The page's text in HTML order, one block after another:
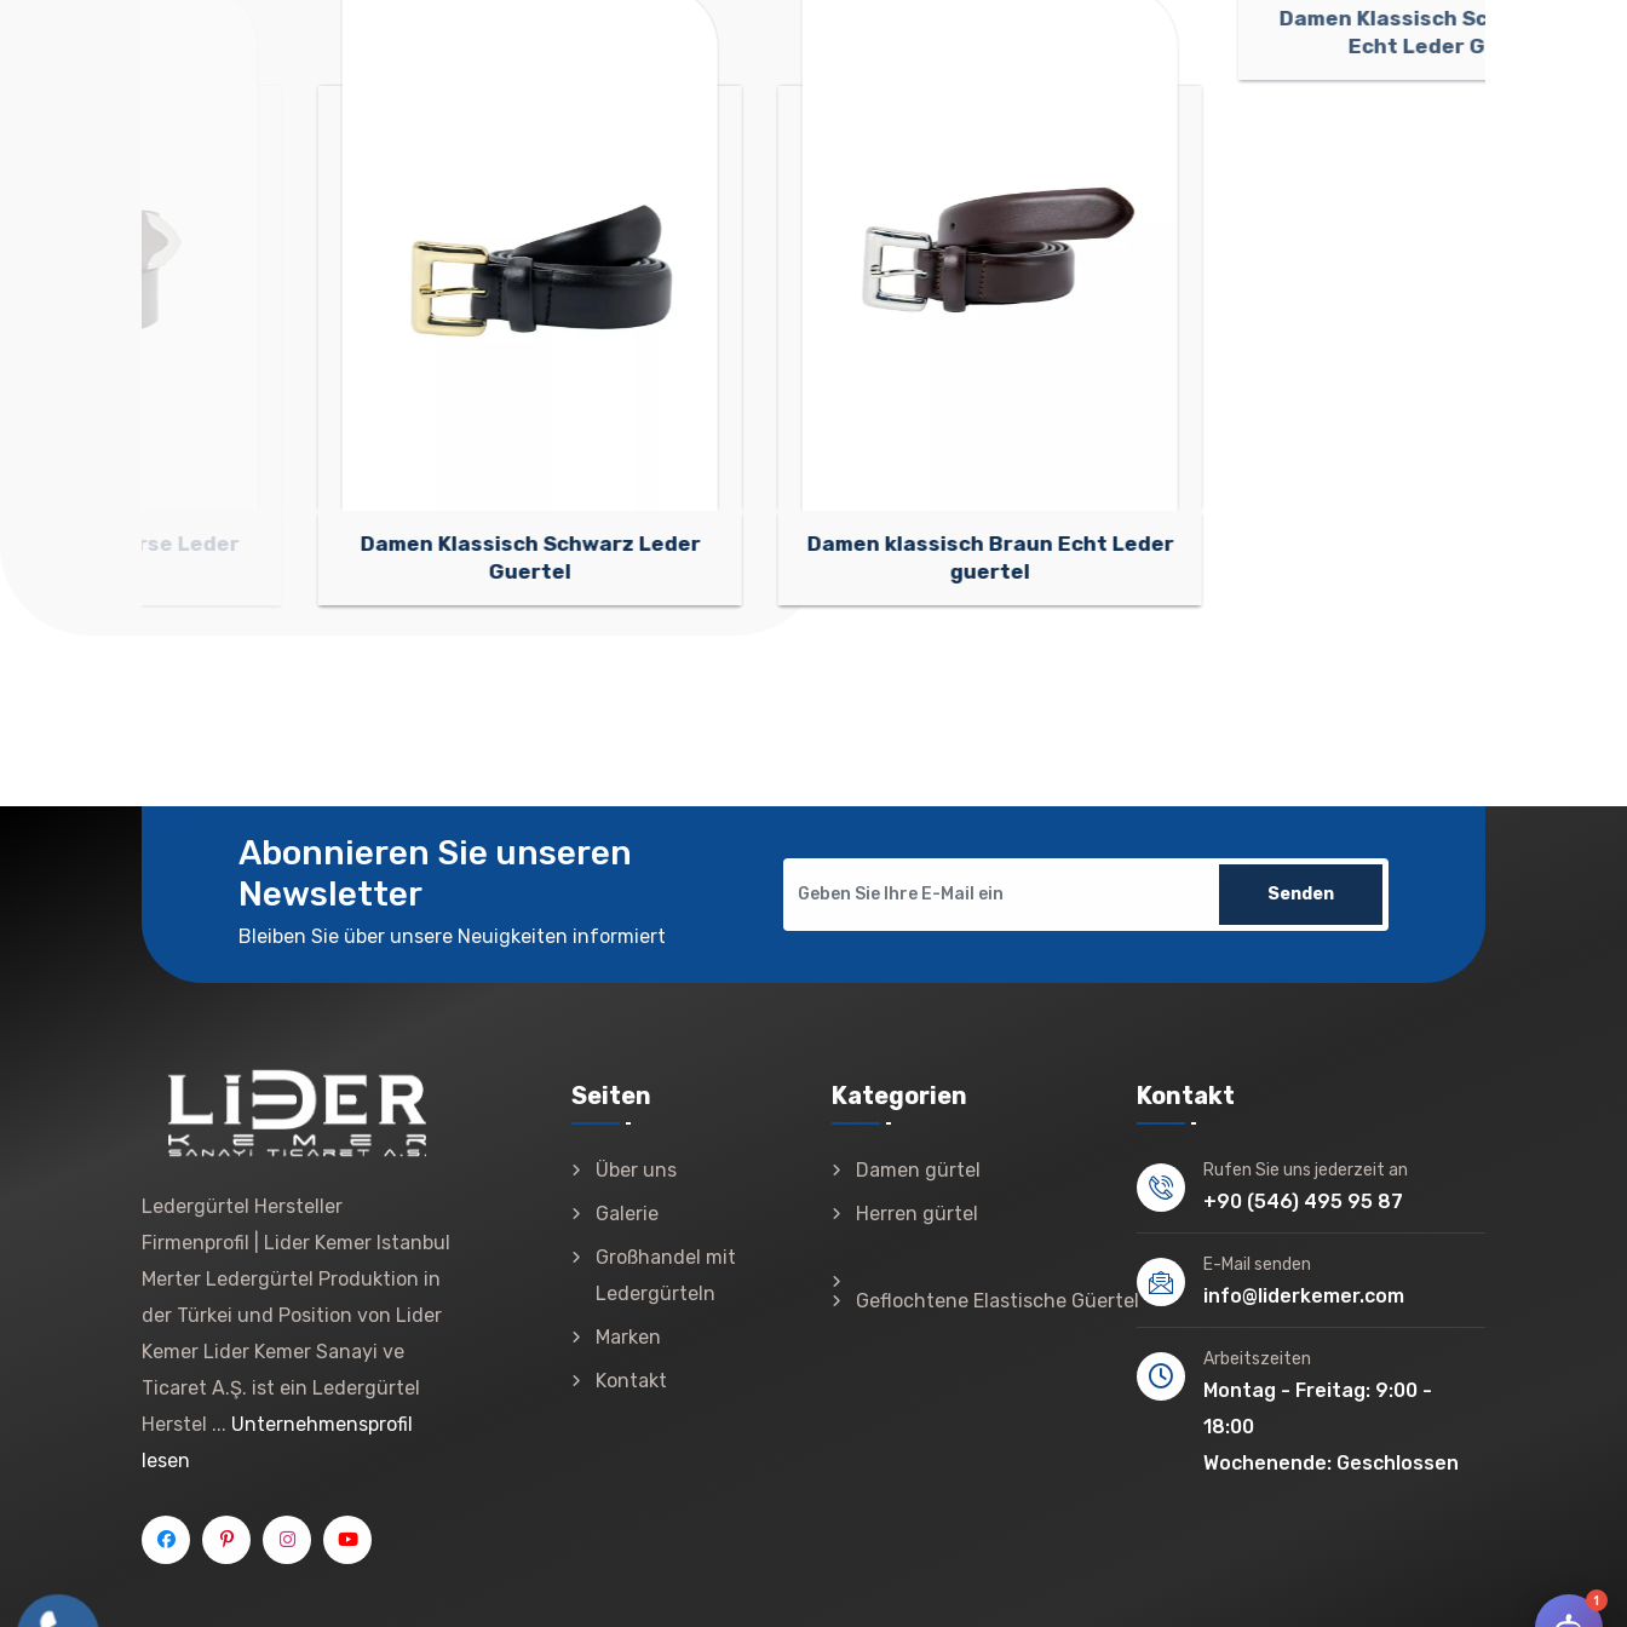
Damen Klassisch Schwarz Leder
Damen klassisch Braun Echt Leder
Damen Klassisch Schwarz 1.5 cm
Abonnieren Sie unseren
Newsletter
Bleiben Sie über unsere Neuigkeiten informiert
Senden
Ledergürtel Hersteller
Firmenprofil | Lider Kemer Istanbul
Merter Ledergürtel Produktion in
der Türkei und Position von Lider
Kemer Lider Kemer Sanayi ve
Ticaret A.Ş. ist ein Ledergürtel
Herstel ... Unternehmensprofil
lesen
Seiten
Über uns
Galerie
Großhandel mit
Ledergürteln
Marken
Kontakt
Kategorien
Damen gürtel
Herren gürtel
Geflochtene Elastische Güertel
Kontakt
Rufen Sie uns jederzeit an
+90 (546) 495 95 87
E-Mail senden
info@liderkemer.com
Arbeitszeiten
Montag - Freitag: 9:00 -
18:00
Wochenende: Geschlossen
1